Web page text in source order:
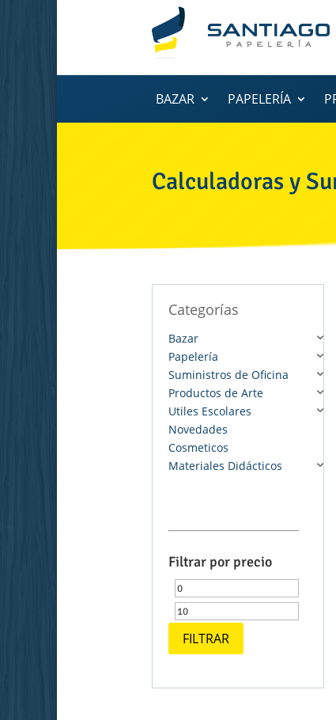
BAZAR PAPELERÍA
Calculadoras y
Categorías
Bazar
Papelería
Suministros de Oficina
Productos de Arte
Utiles Escolares
Novedades
Cosmeticos
Materiales Didácticos
Filtrar por precio
Precio
mínimo
FILTRAR